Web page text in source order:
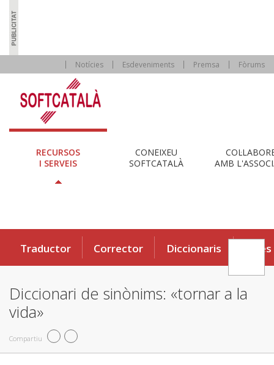
Notícies Esdeveniments Premsa Fòrums
RECURSOS
I SERVEIS
CONEIXEU
SOFTCATALÀ
AMB
Traductor Corrector Diccionaris Eines
Diccionari de sinònims: «tornar a la
vida»
Compartiu